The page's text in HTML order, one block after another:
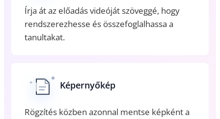
Írja át az előadás videóját szöveggé, hogy
rendszerezhesse és összefoglalhassa a
tanultakat.
Képernyőkép
Rögzítés közben azonnal mentse képként a